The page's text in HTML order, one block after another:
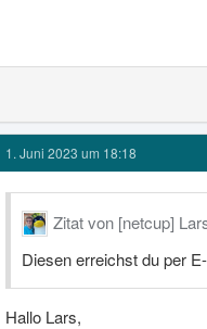
1. Juni 2023 um 18:18
Zitat von [netcup]
Diesen erreichst du per
Hallo Lars,